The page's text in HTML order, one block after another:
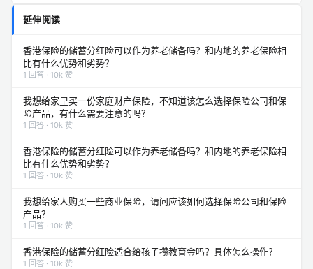
延伸阅读
香港保险的储蓄分红险可以作为养老储备吗？和内地的养老保险相
比有什么优势和劣势？
1 回答 · 10k 赞
我想给家里买一份家庭财产保险，不知道该怎么选择保险公司和保
险产品，有什么需要注意的吗？
1 回答 · 10k 赞
香港保险的储蓄分红险可以作为养老储备吗？和内地的养老保险相
比有什么优势和劣势？
1 回答 · 10k 赞
我想给家人购买一些商业保险，请问应该如何选择保险公司和保险
产品？
1 回答 · 10k 赞
香港保险的储蓄分红险适合给孩子攒教育金吗？具体怎么操作？
1 回答 · 10k 赞